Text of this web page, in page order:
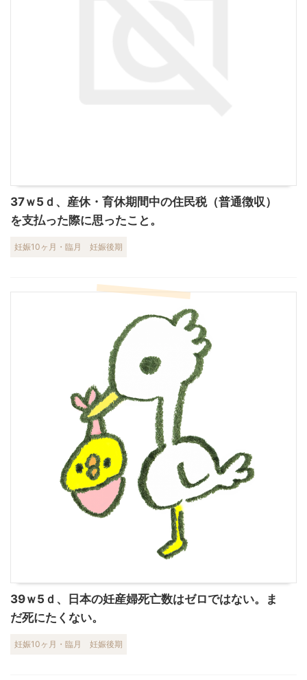
37ｗ5ｄ、産休・育休期間中の住民税（普通徴収）
を支払った際に思ったこと。
妊娠10ヶ月・臨月 妊娠後期
39ｗ5ｄ、日本の妊産婦死亡数はゼロではない。ま
だ死にたくない。
妊娠10ヶ月・臨月 妊娠後期